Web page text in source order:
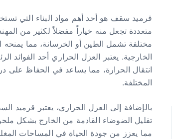
قرميد سقف هو أحد أهم مواد البناء التي
متعددة تجعل منه خياراً مفضلاً لكثير من
مختلفة تشمل الطين أو الخرسانة، مما يمنحه
الخارجية. يعتبر العزل الحراري أحد
انتقال الحرارة، مما يساعد في الحفاظ على
المختلفة.
بالإضافة إلى العزل الحراري، يعتبر قرميد
تقليل الضوضاء القادمة من الخارج بشكل
مما يعزز من جودة الحياة في المساحات